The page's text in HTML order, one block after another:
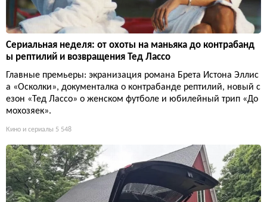
Сериальная неделя: от охоты на маньяка до контрабанд
ы рептилий и возвращения Тед Лассо
Главные премьеры: экранизация романа Брета Истона Эллис
а «Осколки», документалка о контрабанде рептилий, новый с
езон «Тед Лассо» о женском футболе и юбилейный трип «До
мохозяек».
Кино и сериалы 5 548